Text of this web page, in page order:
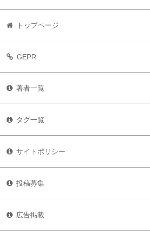
トップページ
GEPR
著者一覧
タグ一覧
サイトポリシー
投稿募集
広告掲載